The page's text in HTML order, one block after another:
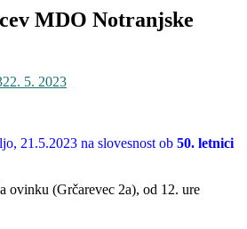
MDO Notranjske
22. 5. 2023
21.5.2023 na slovesnost ob 50. letnici
ovinku (Grčarevec 2a), od 12. ure